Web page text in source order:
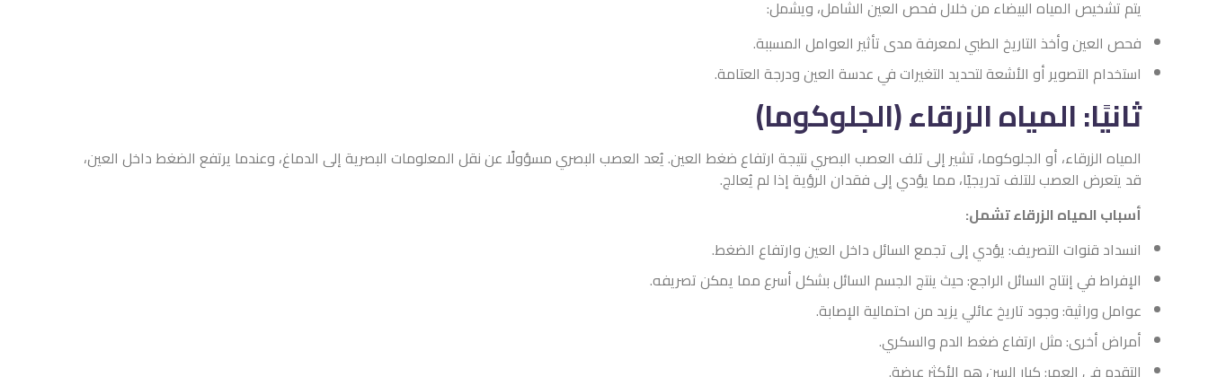
يتم تشخيص المياه البيضاء من خلال فحص العين الشامل، ويشمل:
فحص العين وأخذ التاريخ الطبي لمعرفة مدى تأثير العوامل المسببة.
استخدام التصوير أو الأشعة لتحديد التغيرات في عدسة العين ودرجة العتامة.
ثانيًا: المياه الزرقاء (الجلوكوما)
المياه الزرقاء، أو الجلوكوما، تشير إلى تلف العصب البصري نتيجة ارتفاع ضغط العين. يُعد العصب البصري مسؤولًا عن نقل المعلومات البصرية إلى الدماغ، وعندما يرتفع الضغط داخل العين،
قد يتعرض العصب للتلف تدريجيًا، مما يؤدي إلى فقدان الرؤية إذا لم يُعالج.
أسباب المياه الزرقاء تشمل:
انسداد قنوات التصريف: يؤدي إلى تجمع السائل داخل العين وارتفاع الضغط.
الإفراط في إنتاج السائل الراجع: حيث ينتج الجسم السائل بشكل أسرع مما يمكن تصريفه.
عوامل وراثية: وجود تاريخ عائلي يزيد من احتمالية الإصابة.
أمراض أخرى: مثل ارتفاع ضغط الدم والسكري.
التقدم في العمر: كبار السن هم الأكثر عرضة.